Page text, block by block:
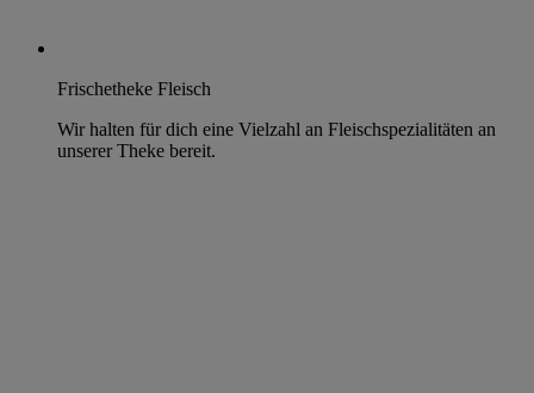
Frischetheke Fleisch
Wir halten für dich eine Vielzahl an Fleischspezialitäten an
unserer Theke bereit.